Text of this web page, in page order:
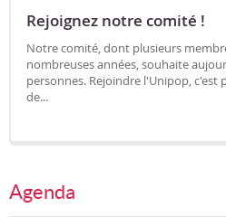
Rejoignez notre comité !
Notre comité, dont plusieurs
nombreuses années, souhaite
personnes. Rejoindre l'Unipop, c'est
de...
Agenda